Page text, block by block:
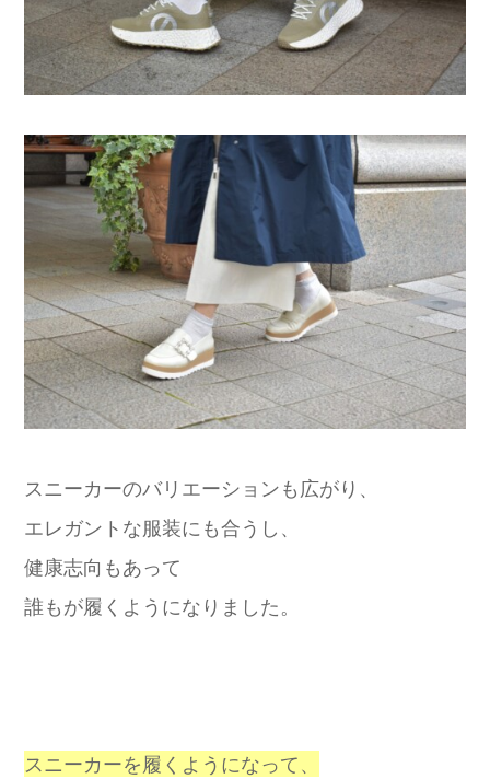
スニーカーのバリエーションも広がり、
エレガントな服装にも合うし、
健康志向もあって
誰もが履くようになりました。
スニーカーを履くようになって、